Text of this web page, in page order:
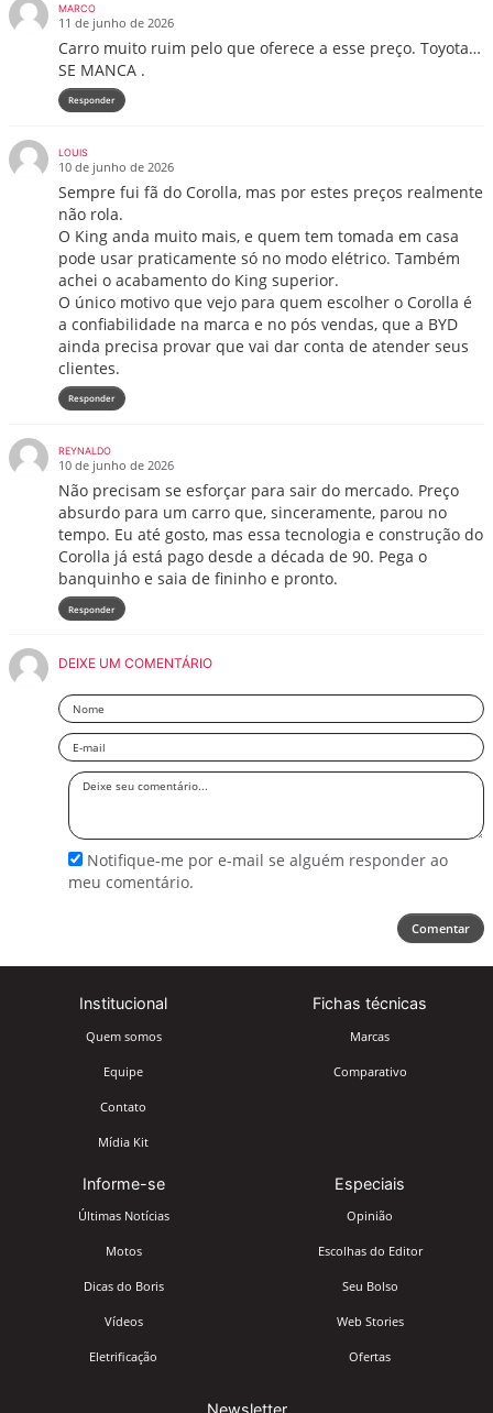
MARCO
11 de junho de 2026
Carro muito ruim pelo que oferece a esse preço. Toyota…
SE MANCA .
Responder
LOUIS
10 de junho de 2026
Sempre fui fã do Corolla, mas por estes preços realmente
não rola.
O King anda muito mais, e quem tem tomada em casa
pode usar praticamente só no modo elétrico. Também
achei o acabamento do King superior.
O único motivo que vejo para quem escolher o Corolla é
a confiabilidade na marca e no pós vendas, que a BYD
ainda precisa provar que vai dar conta de atender seus
clientes.
Responder
REYNALDO
10 de junho de 2026
Não precisam se esforçar para sair do mercado. Preço
absurdo para um carro que, sinceramente, parou no
tempo. Eu até gosto, mas essa tecnologia e construção do
Corolla já está pago desde a década de 90. Pega o
banquinho e saia de fininho e pronto.
Responder
DEIXE UM COMENTÁRIO
Nome
Email
Deixe
comentário
Notifique-me por e-mail se alguém responder ao
meu comentário.
Comentar
Institucional
Quem somos
Equipe
Contato
Mídia Kit
Fichas técnicas
Marcas
Comparativo
Informe-se
Últimas Notícias
Motos
Dicas do Boris
Vídeos
Eletrificação
Especiais
Opinião
Escolhas do Editor
Seu Bolso
Web Stories
Ofertas